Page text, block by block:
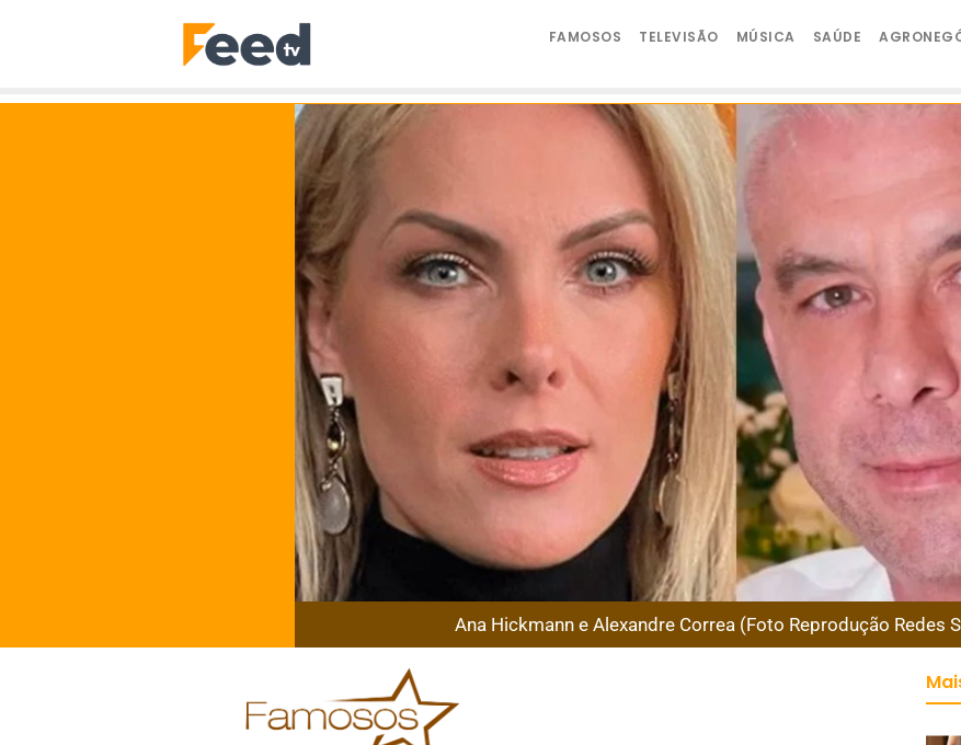
FAMOSOS TELEVISÃO MÚSICA SAÚDE
Ana Hickmann e Alexandre Correa (Foto Reprodução Redes